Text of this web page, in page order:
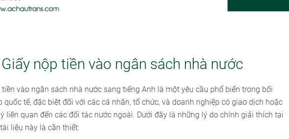
Giấy nộp tiền vào ngân sách nhà nước
tiền vào ngân sách nhà nước sang tiếng Anh là một yêu cầu phổ biến trong bối
quốc tế, đặc biệt đối với các cá nhân, tổ chức, và doanh nghiệp có giao dịch hoặc
liên quan đến các đối tác nước ngoài. Dưới đây là những lý do chính giải thích tại
liệu này là cần thiết: